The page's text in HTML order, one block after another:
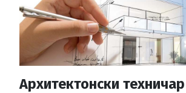
Архитектонски техничар